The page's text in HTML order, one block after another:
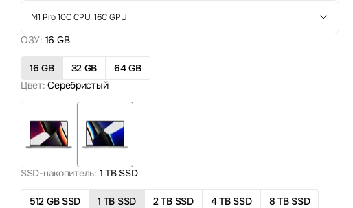
M1 Pro 10C CPU, 16C GPU
ОЗУ: 16 GB
16 GB 32 GB
64 GB
Цвет: Серебристый
SSD-накопитель: 1 TB SSD
512 GB SSD 1 TB SSD 2 TB SSD 4 TB SSD 8 TB SSD